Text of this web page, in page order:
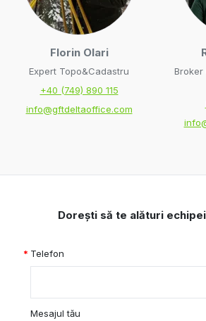
Florin Olari
Expert Topo&Cadastru
+40 (749) 890 115
info@gftdeltaoffice.com
Broker
Dorești să te alături
Telefon
Mesajul tău